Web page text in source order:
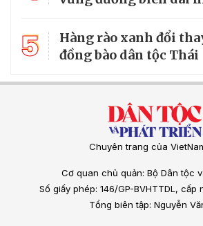
5
Hàng rào xanh đổi
đồng bào dân tộc Thái
Chuyên trang của
Cơ quan chủ quản: Bộ Dân tộc
Số giấy phép: 146/GP-BVHTTDL, cấp
Tổng biên tập: Nguyễn